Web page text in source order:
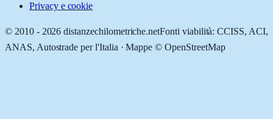
Privacy e cookie
© 2010 - 2026 distanzechilometriche.netFonti viabilità: CCISS, ACI,
ANAS, Autostrade per l'Italia · Mappe © OpenStreetMap